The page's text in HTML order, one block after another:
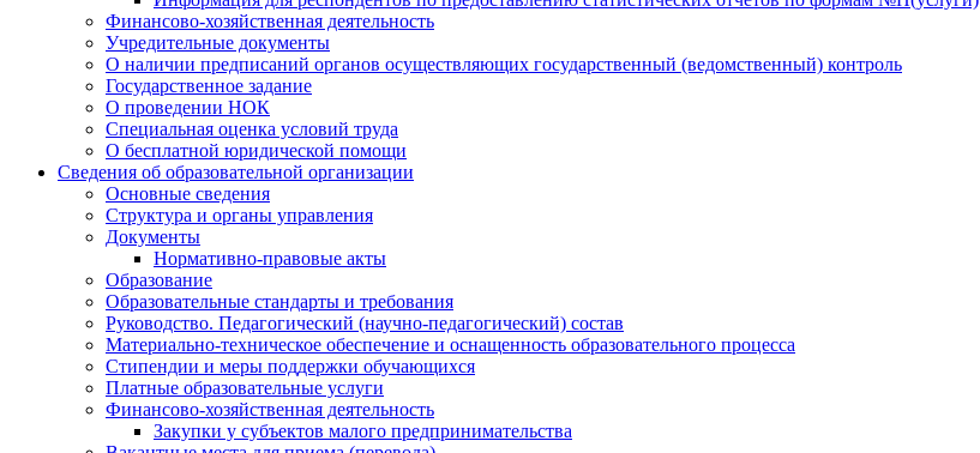
Финансово-хозяйственная деятельность
Учредительные документы
О наличии предписаний органов осуществляющих государственный (ведомственный) контроль
Государственное задание
О проведении НОК
Специальная оценка условий труда
О бесплатной юридической помощи
Сведения об образовательной организации
Основные сведения
Структура и органы управления
Документы
Нормативно-правовые акты
Образование
Образовательные стандарты и требования
Руководство. Педагогический (научно-педагогический) состав
Материально-техническое обеспечение и оснащенность образовательного процесса
Стипендии и меры поддержки обучающихся
Платные образовательные услуги
Финансово-хозяйственная деятельность
Закупки у субъектов малого предпринимательства